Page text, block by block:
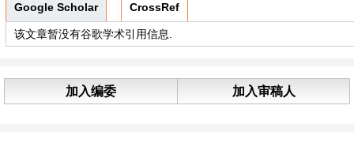
Google Scholar CrossRef
该文章暂没有谷歌学术引用信息.
加入编委 加入审稿人